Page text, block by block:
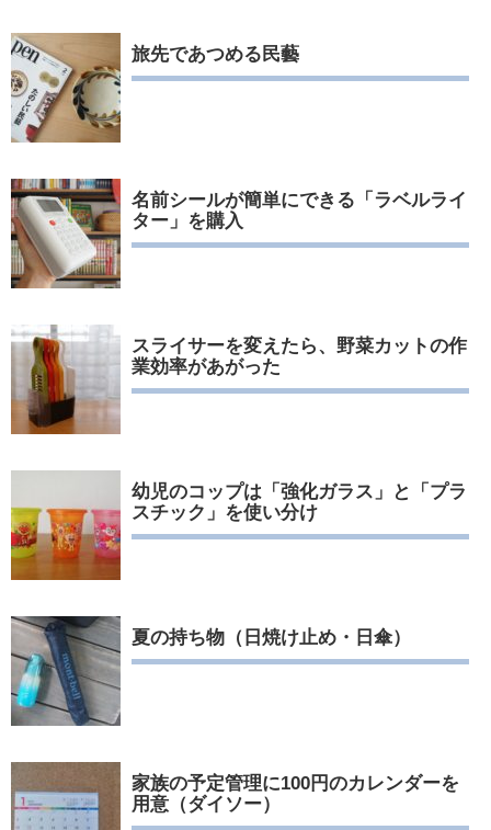
旅先であつめる民藝
名前シールが簡単にできる「ラベルライ
ター」を購入
スライサーを変えたら、野菜カットの作
業効率があがった
幼児のコップは「強化ガラス」と「プラ
スチック」を使い分け
夏の持ち物（日焼け止め・日傘）
家族の予定管理に100円のカレンダーを
用意（ダイソー）